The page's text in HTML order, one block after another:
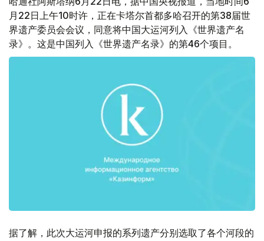
月22日上午10时许，正在卡塔尔首都多哈召开的第38届世
界遗产委员会会议，同意将中国大运河列入《世界遗产名
录》。这是中国列入《世界遗产名录》的第46个项目。
据了解，此次大运河申报的系列遗产分别选取了各个河段的